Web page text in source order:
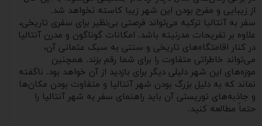
از زیبایی و مفرح بودن این شهر زیبا کاسته نخواهد شد.
سفر به آنتالیا ترکیه می‌تواند فرصتی بی‌نظیر برای سفری تاریخی،
علاوه بر تفریحات مدرنیته باشد. امکانات گوناگون و مدرن آنتالیا
در کنار اقامتگاه‌های تاریخی و سنتی به سبک عثمانی آن،
می‌تواند خاطراتی متفاوت را برای شما رقم بزند. همچنین
موزه‌های این شهر دلیلی دیگر برای بازدید از آن خواهد بود. ناگفته
نماند که به دلیل بزرگ بودن شهر آنتالیا و متفاوت بودن مکان‌ها
و جاذبه‌های توریستی آن باید راهنمای سفر به شهر آنتالیا را
حتماً مطالعه کنید.